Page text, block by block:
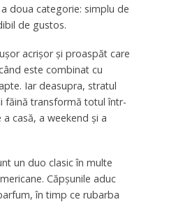
doua categorie: simplu de
de gustos.
acrișor și proaspăt care
este combinat cu
Iar deasupra, stratul
făină transformă totul într-
casă, a weekend și a
un duo clasic în multe
Căpșunile aduc
în timp ce rubarba